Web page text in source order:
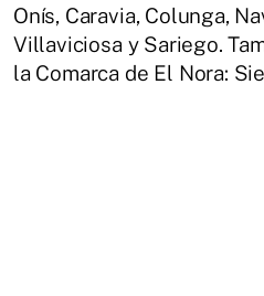
Onís, Caravia, Colunga,
Villaviciosa y Sariego.
la Comarca de El Nora: